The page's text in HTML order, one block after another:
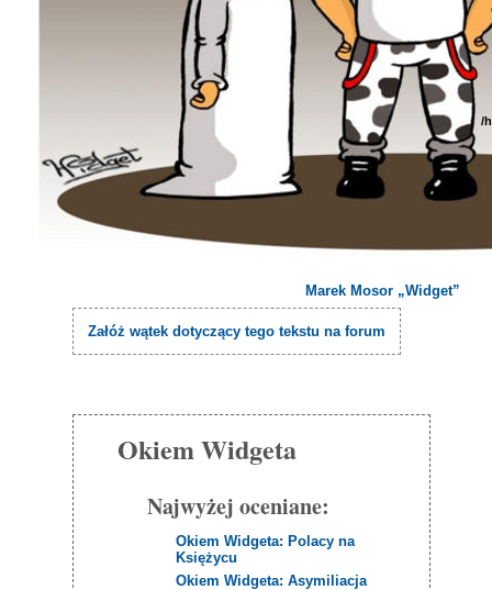
Marek Mosor „Widget”
Załóż wątek dotyczący tego tekstu na forum
Okiem Widgeta
Najwyżej oceniane:
Okiem Widgeta: Polacy na
Księżycu
Okiem Widgeta: Asymiliacja
/